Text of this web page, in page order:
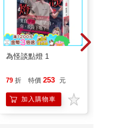
為怪談點燈 1
79 折 特價 253 元
加入購物車